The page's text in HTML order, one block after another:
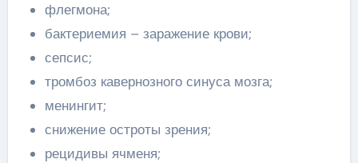
флегмона;
бактериемия – заражение крови;
сепсис;
тромбоз кавернозного синуса мозга;
менингит;
снижение остроты зрения;
рецидивы ячменя;